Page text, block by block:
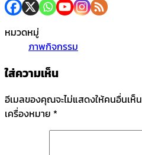
หมวดหมู่
ภาพกิจกรรม
ใส่ความเห็น
อีเมลของคุณจะไม่แสดงให้คนอื่นเห็น
เครื่องหมาย *